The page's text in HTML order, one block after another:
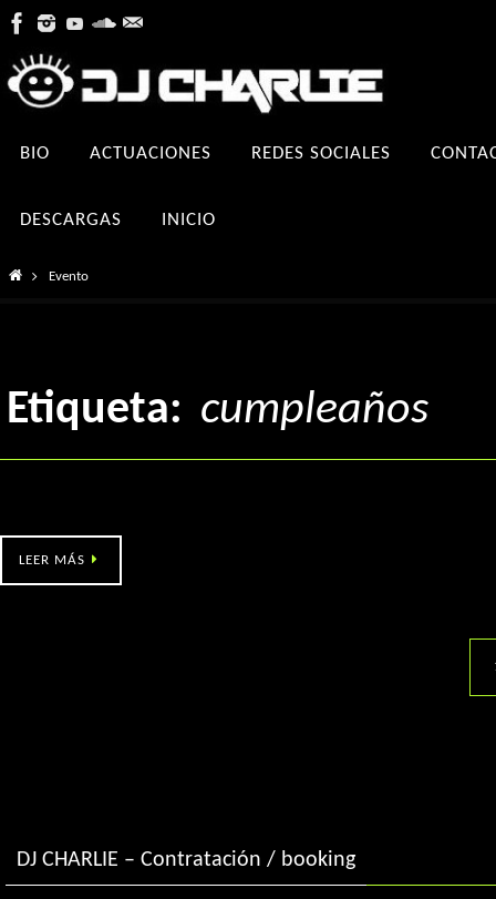
contenido
BIO ACTUACIONES REDES SOCIALES
DESCARGAS INICIO
InicioEvento
Etiqueta: cumpleaños
LEER MÁS
DJ CHARLIE – Contratación / booking